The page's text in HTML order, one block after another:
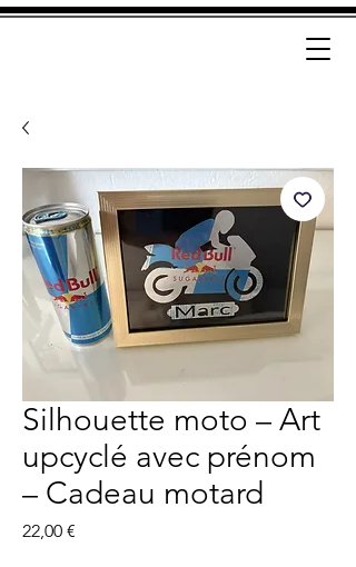
Silhouette moto – Art
upcyclé avec prénom
– Cadeau motard
22,00 €